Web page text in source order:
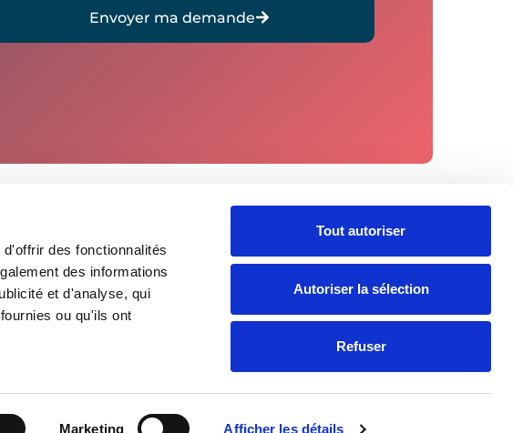
des fonctionnalités
des informations
et d'analyse, qui
ou qu'ils ont
Marketing Afficher les détails
Tout autoriser
Autoriser la sélection
Refuser
Envoyer ma demande